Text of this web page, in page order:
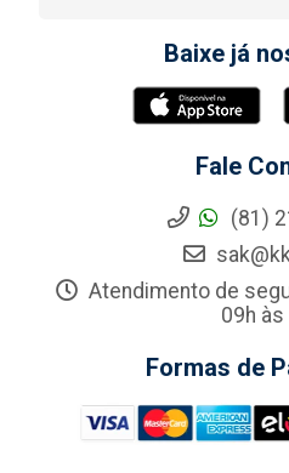
Baixe já
Fale
(81)
Atendimento de
09h às
Formas de